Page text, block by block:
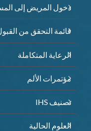
دخول المريض إلى
قائمة التحقق من
الرعاية المتكاملة
مؤتمرات الألم
تصنيف IHS
العلوم الحالية